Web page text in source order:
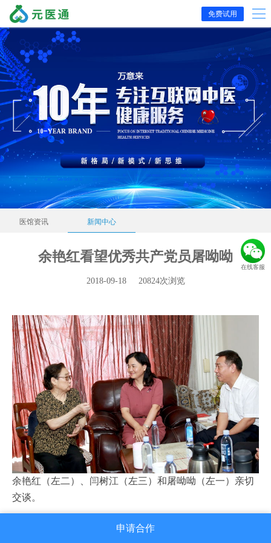
免费试用
医馆资讯 新闻中心
余艳红看望优秀共产党员屠呦呦
2018-09-18 20824次浏览
余艳红（左二）、闫树江（左三）和屠呦呦（左一）亲切
交谈。
“今天是党的生日，您是共产党员的杰出代表，我代表国家
申请合作
在线客服